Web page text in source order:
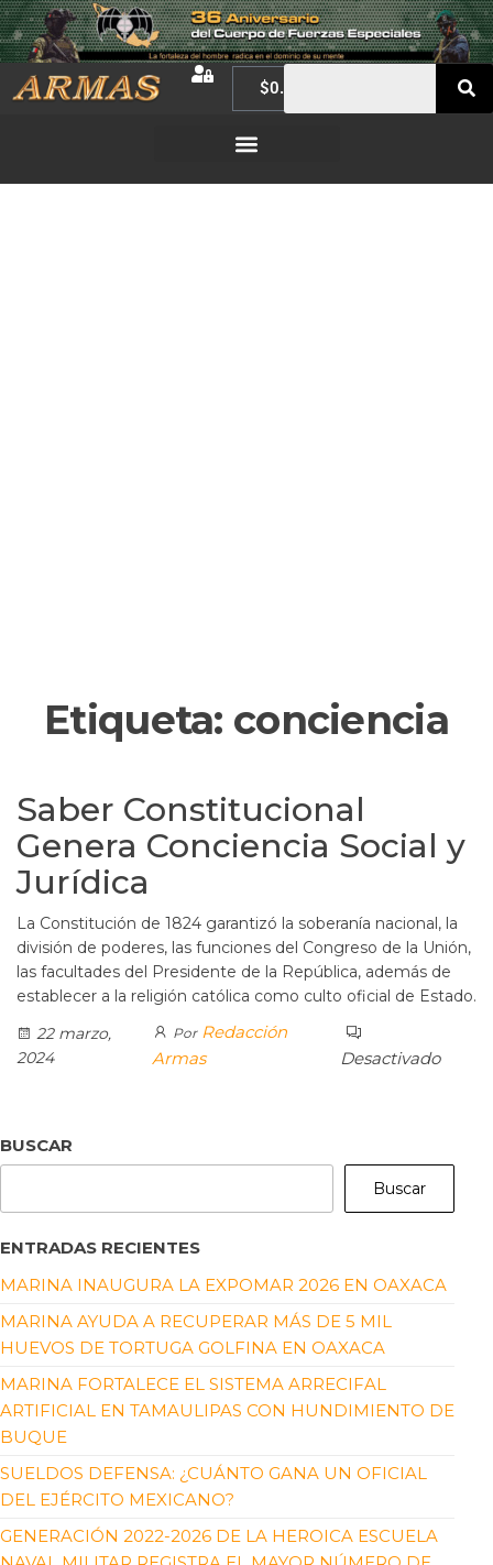
$0.00
Etiqueta: conciencia
Saber Constitucional
Genera Conciencia Social y
Jurídica
La Constitución de 1824 garantizó la soberanía nacional, la
división de poderes, las funciones del Congreso de la Unión,
las facultades del Presidente de la República, además de
establecer a la religión católica como culto oficial de Estado.
22 marzo,
2024
Por Redacción
Armas
Desactivado
BUSCAR
Buscar
ENTRADAS RECIENTES
MARINA INAUGURA LA EXPOMAR 2026 EN OAXACA
MARINA AYUDA A RECUPERAR MÁS DE 5 MIL
HUEVOS DE TORTUGA GOLFINA EN OAXACA
MARINA FORTALECE EL SISTEMA ARRECIFAL
ARTIFICIAL EN TAMAULIPAS CON HUNDIMIENTO DE
BUQUE
SUELDOS DEFENSA: ¿CUÁNTO GANA UN OFICIAL
DEL EJÉRCITO MEXICANO?
GENERACIÓN 2022-2026 DE LA HEROICA ESCUELA